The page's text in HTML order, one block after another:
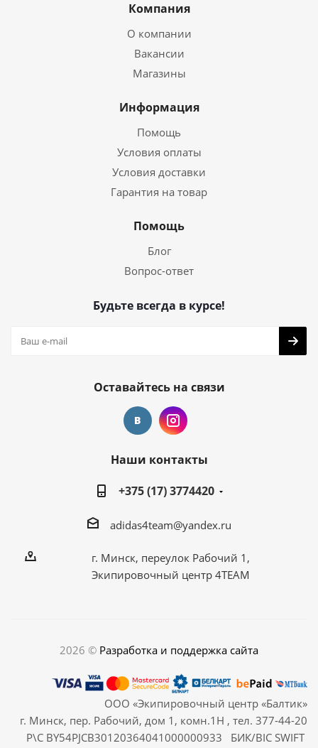
Компания
О компании
Вакансии
Магазины
Информация
Помощь
Условия оплаты
Условия доставки
Гарантия на товар
Помощь
Блог
Вопрос-ответ
Будьте всегда в курсе!
Оставайтесь на связи
Наши контакты
+375 (17) 3774420
adidas4team@yandex.ru
г. Минск, переулок Рабочий 1,
Экипировочный центр 4TEAM
2026 © Разработка и поддержка сайта
ООО «Экипировочный центр «Балтик»
г. Минск, пер. Рабочий, дом 1, комн.1Н , тел. 377-44-20
Р\С BY54PJCB30120364041000000933 БИК/BIC SWIFT